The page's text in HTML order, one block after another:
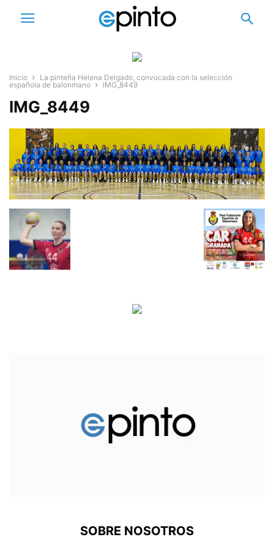
Inicio
La pinteña Helena Delgado, convocada con la selección
española de balonmano
IMG_8449
IMG_8449
SOBRE NOSOTROS